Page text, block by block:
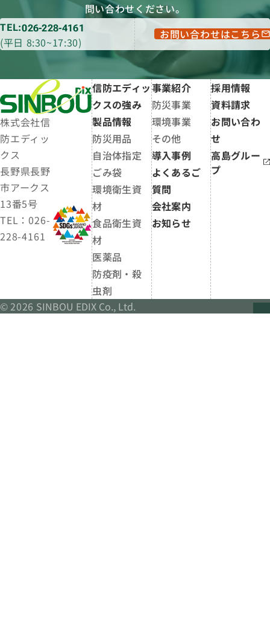
問い合わせください。
TEL:026-228-4161
(平日 8:30~17:30)
お問い合わせはこちら mail
株式会社信
防エディッ
クス
長野県長野
市アークス
13番5号
TEL：026-
228-4161
信防エディッ
クスの強み
製品情報
防災用品
自治体指定
ごみ袋
環境衛生資
材
食品衛生資
材
医薬品
防疫剤・殺
虫剤
事業紹介
防災事業
環境事業
その他
導入事例
よくあるご
質問
会社案内
お知らせ
採用情報
資料請求
お問い合わ
せ
高島グルー
プ
© 2026 SINBOU EDIX Co., Ltd.